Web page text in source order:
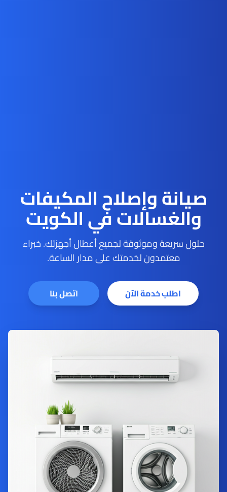
صيانة وإصلاح المكيفات
والغسالات في الكويت
حلول سريعة وموثوقة لجميع أعطال أجهزتك. خبراء
معتمدون لخدمتك على مدار الساعة.
اطلب خدمة الآن اتصل بنا